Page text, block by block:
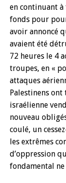
en continuant
fonds pour
avoir annoncé
avaient été
72 heures le 4
troupes, en «
attaques
Palestinens
israélienne
nouveau
coulé, un
les extrêmes
d’oppression
fondamental ne